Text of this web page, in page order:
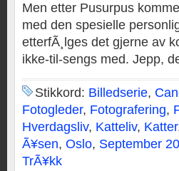
Men etter Pusurpus
med den spesielle
etterfÃ¸lges det gjerne av
ikke-til-sengs med. Jepp,
Stikkord: Billedserie,
Fotogleder, Fotografering,
Hverdagsliv, Katteliv, Katter
Ã¥sen, Oslo, September
TrÃ¥kk